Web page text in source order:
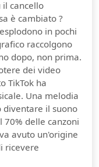
il cancello
è cambiato ?
in pochi
raccolgono
dopo, non prima.
dei video
TikTok ha
Una melodia
diventare il suono
delle canzoni
avuto un'origine
ricevere